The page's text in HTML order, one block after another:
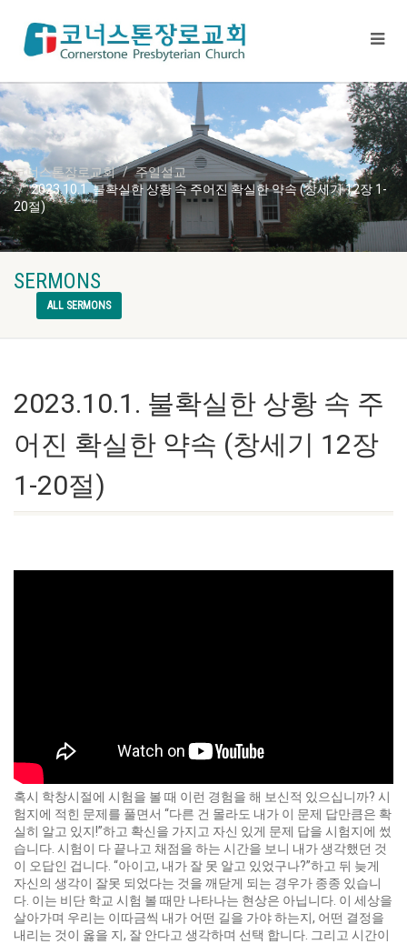
코너스톤장로교회
주일설교
2023.10.1. 불확실한 상황 속 주어진 확실한 약속 (창세기 12장 1-
20절)
SERMONS
ALL SERMONS
2023.10.1. 불확실한 상황 속 주
어진 확실한 약속 (창세기 12장
1-20절)
혹시 학창시절에 시험을 볼 때 이런 경험을 해 보신적 있으십니까? 시
험지에 적힌 문제를 풀면서 “다른 건 몰라도 내가 이 문제 답만큼은 확
실히 알고 있지!”하고 확신을 가지고 자신 있게 문제 답을 시험지에 썼
습니다. 시험이 다 끝나고 채점을 하는 시간을 보니 내가 생각했던 것
이 오답인 겁니다. “아이고, 내가 잘 못 알고 있었구나?”하고 뒤 늦게
자신의 생각이 잘못 되었다는 것을 깨닫게 되는 경우가 종종 있습니
다. 이는 비단 학교 시험 볼 때만 나타나는 현상은 아닙니다. 이 세상을
살아가며 우리는 이따금씩 내가 어떤 길을 가야 하는지, 어떤 결정을
내리는 것이 옳을 지, 잘 안다고 생각하며 선택 합니다. 그리고 시간이